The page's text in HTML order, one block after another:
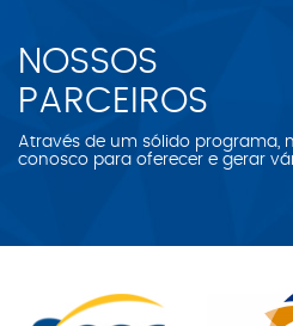
NOSSOS
PARCEIROS
Através de um sólido programa,
conosco para oferecer e gerar